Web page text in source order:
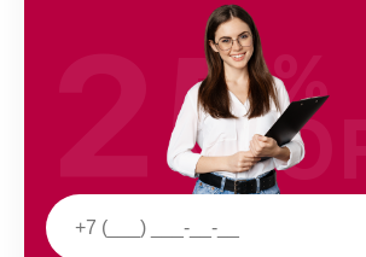
25%